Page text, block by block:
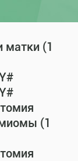
матки (1
(1